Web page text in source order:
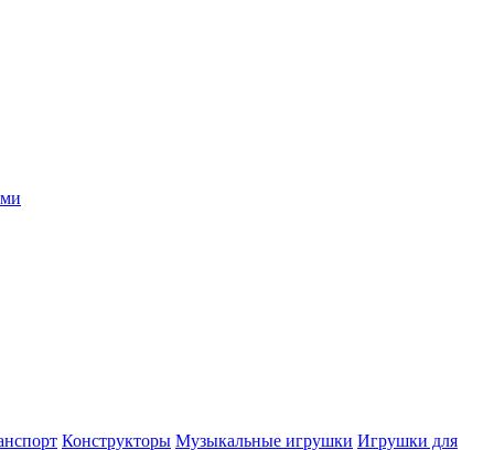
Конструкторы Музыкальные игрушки Игрушки для